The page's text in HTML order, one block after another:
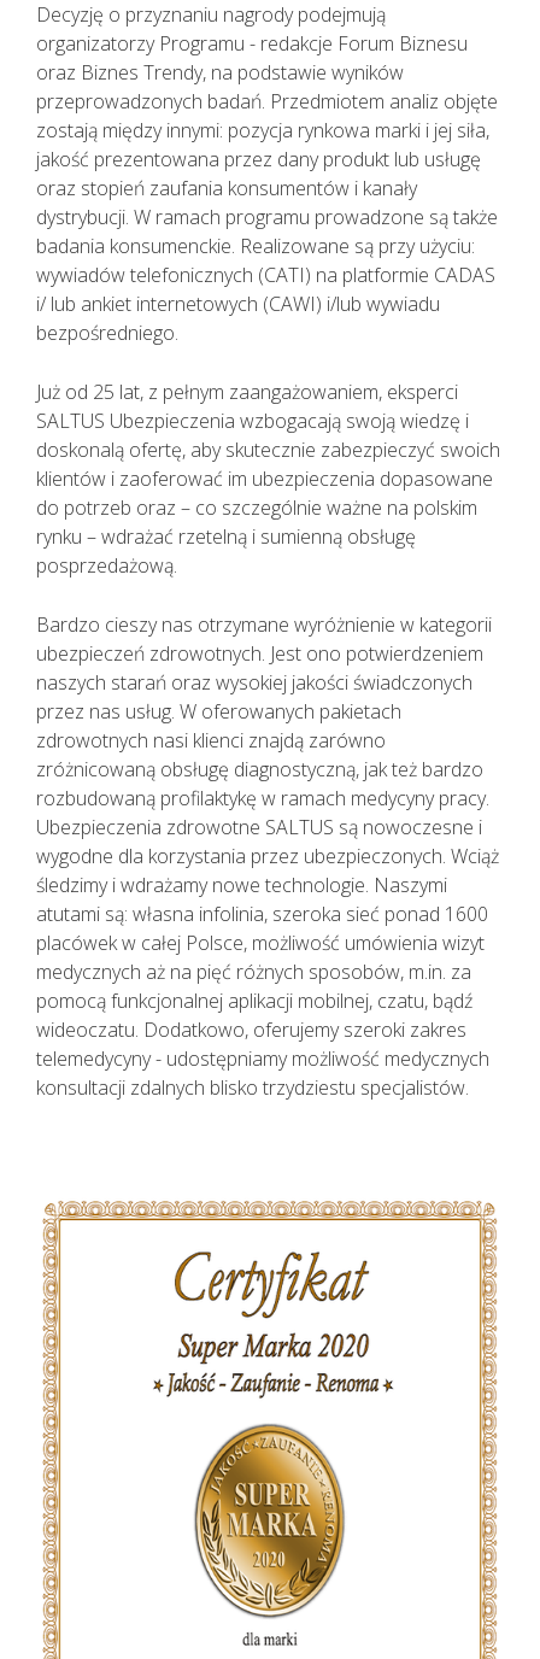
specjalistyczną na inny termin.
KAŻDEMU pacjentowi, również bez
cech infekcji, zgłaszającemu chęć
wizyty u lekarza należy najpierw
udzielić TELEPORADY. Tylko w
sytuacjach kiedy jest to niezbędne,
pacjent powinien zostać umówiony
na konkretną godzinę do lekarza.
Lekarz udzielający TELEPORADY na
podstawie przeprowadzonego
wywiadu medycznego i oceny stanu
zdrowia pacjenta ma możliwość
Decyzję o przyznaniu nagrody podejmują
organizatorzy Programu - redakcje Forum Biznesu
oraz Biznes Trendy, na podstawie wyników
przeprowadzonych badań. Przedmiotem analiz objęte
zostają między innymi: pozycja rynkowa marki i jej siła,
jakość prezentowana przez dany produkt lub usługę
oraz stopień zaufania konsumentów i kanały
dystrybucji. W ramach programu prowadzone są także
badania konsumenckie. Realizowane są przy użyciu:
wywiadów telefonicznych (CATI) na platformie CADAS
i/ lub ankiet internetowych (CAWI) i/lub wywiadu
bezpośredniego.
Już od 25 lat, z pełnym zaangażowaniem, eksperci
SALTUS Ubezpieczenia wzbogacają swoją wiedzę i
doskonalą ofertę, aby skutecznie zabezpieczyć swoich
klientów i zaoferować im ubezpieczenia dopasowane
do potrzeb oraz – co szczególnie ważne na polskim
rynku – wdrażać rzetelną i sumienną obsługę
posprzedażową.
Bardzo cieszy nas otrzymane wyróżnienie w kategorii
ubezpieczeń zdrowotnych. Jest ono potwierdzeniem
naszych starań oraz wysokiej jakości świadczonych
przez nas usług. W oferowanych pakietach
zdrowotnych nasi klienci znajdą zarówno
zróżnicowaną obsługę diagnostyczną, jak też bardzo
rozbudowaną profilaktykę w ramach medycyny pracy.
Ubezpieczenia zdrowotne SALTUS są nowoczesne i
wygodne dla korzystania przez ubezpieczonych. Wciąż
śledzimy i wdrażamy nowe technologie. Naszymi
atutami są: własna infolinia, szeroka sieć ponad 1600
placówek w całej Polsce, możliwość umówienia wizyt
medycznych aż na pięć różnych sposobów, m.in. za
pomocą funkcjonalnej aplikacji mobilnej, czatu, bądź
wideoczatu. Dodatkowo, oferujemy szeroki zakres
telemedycyny - udostępniamy możliwość medycznych
konsultacji zdalnych blisko trzydziestu specjalistów.